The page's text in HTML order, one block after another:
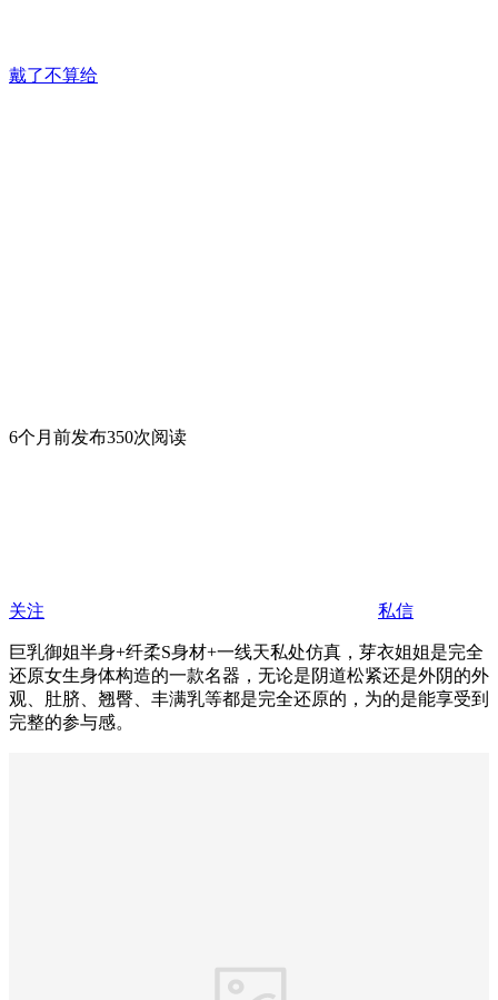
戴了不算给
6个月前发布350次阅读
关注 私信
巨乳御姐半身+纤柔S身材+一线天私处仿真，芽衣姐姐是完全
还原女生身体构造的一款名器，无论是阴道松紧还是外阴的外
观、肚脐、翘臀、丰满乳等都是完全还原的，为的是能享受到
完整的参与感。